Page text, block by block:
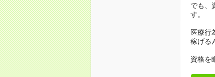
でも、
す。
医療行
稼げる
資格を